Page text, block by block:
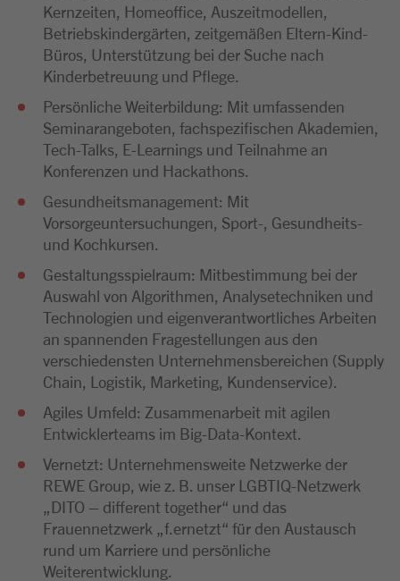
Kernzeiten, Homeoffice, Auszeitmodellen,
Betriebskindergärten, zeitgemäßen Eltern-Kind-
Büros, Unterstützung bei der Suche nach
Kinderbetreuung und Pflege.
Persönliche Weiterbildung: Mit umfassenden
Seminarangeboten, fachspezifischen Akademien,
Tech-Talks, E-Learnings und Teilnahme an
Konferenzen und Hackathons.
Gesundheitsmanagement: Mit
Vorsorgeuntersuchungen, Sport-, Gesundheits-
und Kochkursen.
Gestaltungsspielraum: Mitbestimmung bei der
Auswahl von Algorithmen, Analysetechniken und
Technologien und eigenverantwortliches Arbeiten
an spannenden Fragestellungen aus den
verschiedensten Unternehmensbereichen (Supply
Chain, Logistik, Marketing, Kundenservice).
Agiles Umfeld: Zusammenarbeit mit agilen
Entwicklerteams im Big-Data-Kontext.
Vernetzt: Unternehmensweite Netzwerke der
REWE Group, wie z. B. unser LGBTIQ-Netzwerk
„DITO – different together“ und das
Frauennetzwerk „f.ernetzt“ für den Austausch
rund um Karriere und persönliche
Weiterentwicklung.